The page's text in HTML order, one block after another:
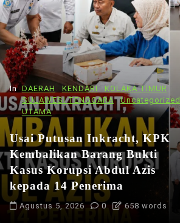
In DAERAH KENDARI
KOLAKA TIMUR
SULAWESI TENGGARA
Uncategorized
UTAMA
Usai Putusan Inkracht, KPK
Kembalikan Barang Bukti
Kasus Korupsi Abdul Azis
kepada 14 Penerima
Agustus 5, 2026 0 658 words